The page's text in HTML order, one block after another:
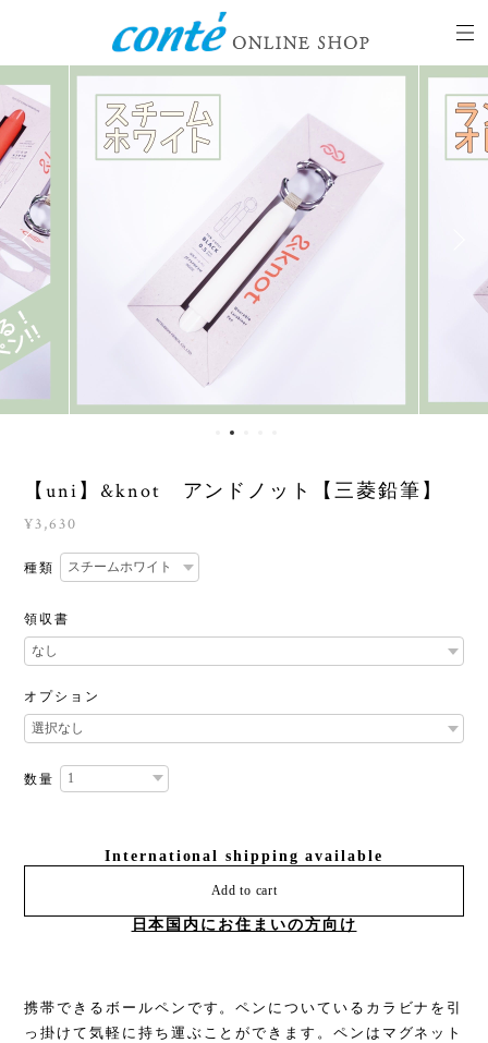
【uni】&knot アンドノット【三菱鉛筆】
¥3,630
種類
領収書
オプション
数量
International shipping available
Add to cart
日本国内にお住まいの方向け
携帯できるボールペンです。ペンについているカラビナを引
っ掛けて気軽に持ち運ぶことができます。ペンはマグネット